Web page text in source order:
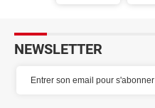
NEWSLETTER